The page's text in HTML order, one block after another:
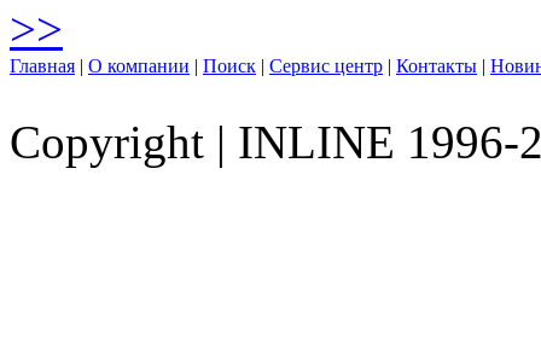
>>
Главная | О компании | Поиск | Сервис центр | Контакты |
Copyright | INLINE 1996-